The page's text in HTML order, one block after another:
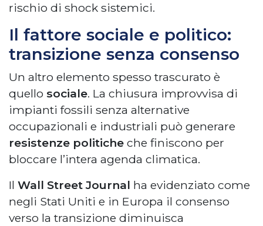
rischio di shock sistemici.
Il fattore sociale e politico:
transizione senza consenso
Un altro elemento spesso trascurato è
quello sociale. La chiusura improvvisa di
impianti fossili senza alternative
occupazionali e industriali può generare
resistenze politiche che finiscono per
bloccare l’intera agenda climatica.
Il Wall Street Journal ha evidenziato come
negli Stati Uniti e in Europa il consenso
verso la transizione diminuisca